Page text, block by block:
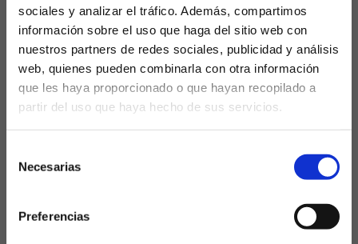
sociales y analizar el tráfico. Además, compartimos
información sobre el uso que haga del sitio web con
nuestros partners de redes sociales, publicidad y análisis
web, quienes pueden combinarla con otra información
que les haya proporcionado o que hayan recopilado a
partir del uso que haya hecho de sus servicios.
Necesarias
Preferencias
SÍ, SOY MAYOR DE 18 AÑOS
Laquiniela.es es un sitio cuyo contenido está dirigido, única y
Si el Valladolid no suma puntos en sus próximos
partidos contra rivales como la Getafe o Real
Sociedad, podría llegar a esta jornada ya
descendido. Esto dependerá también de los
resultados del Leganés y otros equipos cercanos a
la zona baja.
necesita sumar para evitar estar en peligro.
inevitable, su descenso podría sellarse frente al
Alavés. Sin embargo, para llegar a esta jornada con